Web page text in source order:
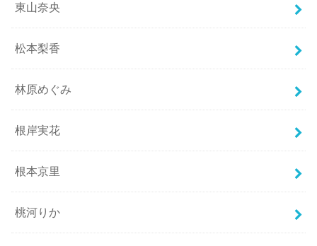
東山奈央
松本梨香
林原めぐみ
根岸実花
根本京里
桃河りか